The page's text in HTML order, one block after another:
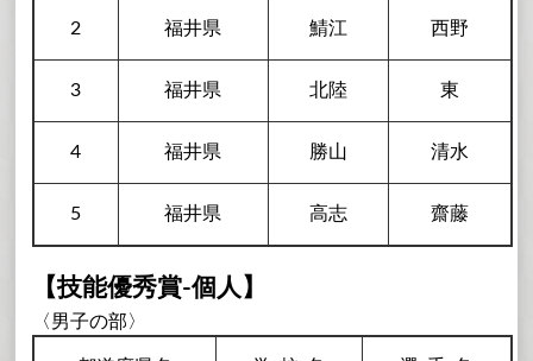
2 福井県 鯖江 西野
3 福井県 北陸 東
4 福井県 勝山 清水
5 福井県 高志 齋藤
【技能優秀賞-個人】
〈男子の部〉